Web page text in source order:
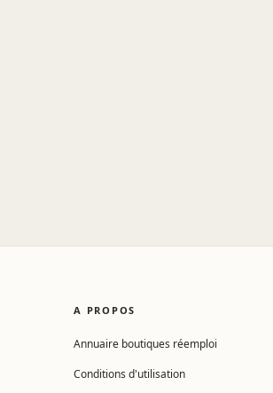
A PROPOS
Annuaire boutiques réemploi
Conditions d'utilisation